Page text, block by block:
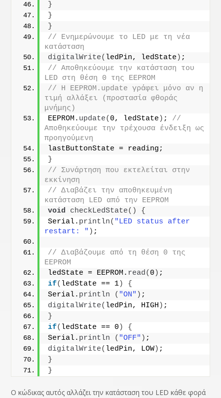
}
}
}
// Ενημερώνουμε το LED με τη νέα
κατάσταση
digitalWrite( ledPin, ledState ) ;
// Αποθηκεύουμε την κατάσταση του
LED στη θέση 0 της EEPROM
// Η EEPROM.update γράφει μόνο αν η
τιμή αλλάξει (προστασία φθοράς
μνήμης)
EEPROM. update( 0, ledState ) ; //
Αποθηκεύουμε την τρέχουσα ένδειξη ως
προηγούμενη
lastButtonState = reading;
}
// Συνάρτηση που εκτελείται στην
εκκίνηση
// Διαβάζει την αποθηκευμένη
κατάσταση LED από την EEPROM
void
checkLedState()
{
Serial. println( "LED status after
restart: " ) ;
// Διαβάζουμε από τη θέση 0 της
EEPROM
ledState = EEPROM. read( 0 ) ;
if( ledState == 1)
{
Serial. println ( "ON" ) ;
digitalWrite( ledPin, HIGH ) ;
}
if( ledState == 0 )
{
Serial. println ( "OFF" ) ;
digitalWrite( ledPin, LOW) ;
}
}
Ο κώδικας αυτός αλλάζει την κατάσταση του LED κάθε φορά